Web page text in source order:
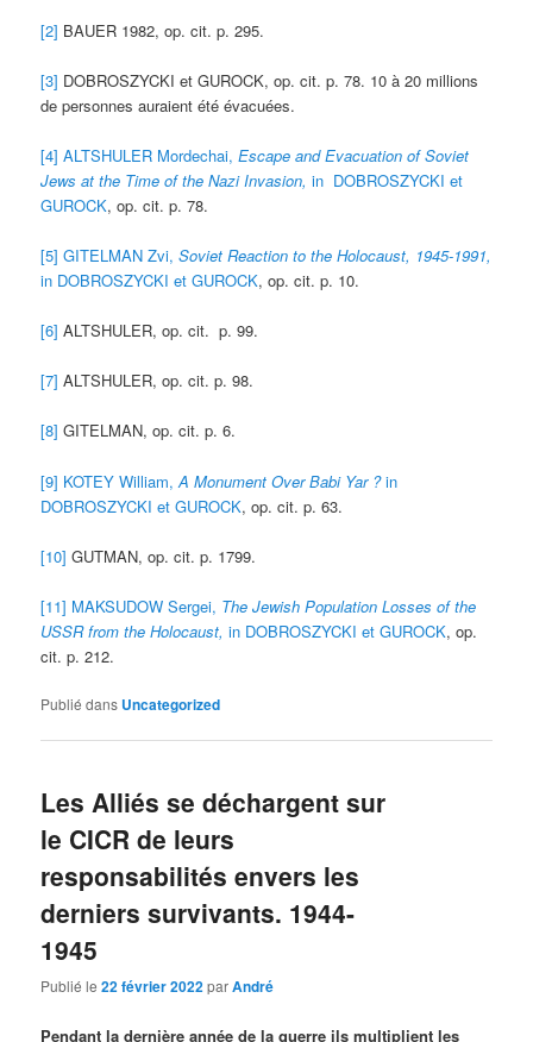
[2] BAUER 1982, op. cit. p. 295.
[3] DOBROSZYCKI et GUROCK, op. cit. p. 78. 10 à 20 millions
de personnes auraient été évacuées.
[4] ALTSHULER Mordechai,Escape and Evacuation of Soviet
Jews at the Time of the Nazi Invasion,in DOBROSZYCKI et
GUROCK, op. cit. p. 78.
[5] GITELMAN Zvi,Soviet Reaction to the Holocaust, 1945-1991,
in DOBROSZYCKI et GUROCK, op. cit. p. 10.
[6] ALTSHULER, op. cit. p. 99.
[7] ALTSHULER, op. cit. p. 98.
[8] GITELMAN, op. cit. p. 6.
[9] KOTEY William,A Monument Over Babi Yar ?in
DOBROSZYCKI et GUROCK, op. cit. p. 63.
[10] GUTMAN, op. cit. p. 1799.
[11] MAKSUDOW Sergei, The Jewish Population Losses of the
USSR from the Holocaust,in DOBROSZYCKI et GUROCK, op.
cit. p. 212.
Publié dans Uncategorized
Les Alliés se déchargent sur
le CICR de leurs
responsabilités envers les
derniers survivants. 1944-
1945
Publié le22 février 2022parAndré
Pendant la dernière année de la guerre ils multiplient les